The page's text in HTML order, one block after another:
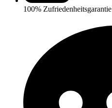
100% Zufriedenheitsgarantie